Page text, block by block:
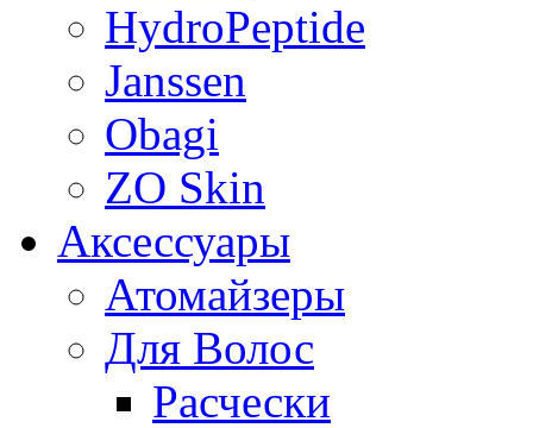
HydroPeptide
Janssen
Obagi
ZO Skin
Aксессуары
Атомайзеры
Для Волос
Расчески